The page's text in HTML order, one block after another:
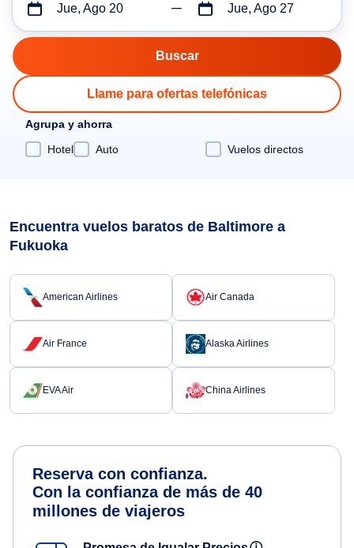
Jue, Ago 20 Jue, Ago 27
Llame para ofertas telefónicas
Agrupa y ahorra
Hotel
Auto Vuelos directos
Encuentra vuelos baratos de Baltimore a
Fukuoka
American Airlines Air Canada
Air France Alaska Airlines
EVA Air China Airlines
Reserva con confianza.
Con la confianza de más de 40
millones de viajeros